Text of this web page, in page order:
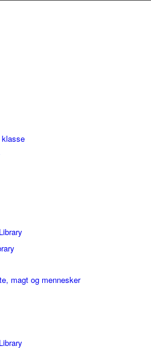
magt og mennesker